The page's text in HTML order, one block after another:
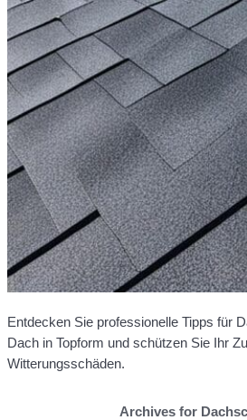
Entdecken Sie professionelle Tipps für
Dach in Topform und schützen Sie Ihr
Witterungsschäden.
Archives for